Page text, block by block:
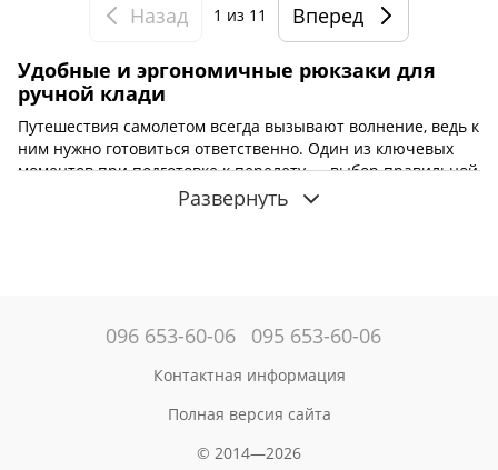
Назад 1 из 11 Вперед
Удобные и эргономичные рюкзаки для
ручной клади
Путешествия самолетом всегда вызывают волнение, ведь к
ним нужно готовиться ответственно. Один из ключевых
моментов при подготовке к перелету — выбор правильной
сумки или рюкзака для ручной клади, с которым можно
находиться в салоне самолета. Стандартизированные
соответствуют указанным стандартам.
Развернуть
096 653-60-06 095 653-60-06
Контактная информация
Полная версия сайта
© 2014—2026